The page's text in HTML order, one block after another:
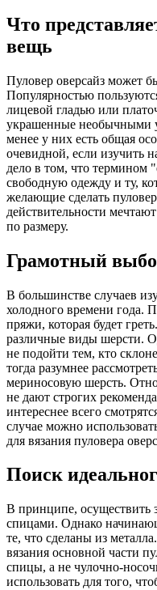
Что
вещь
Пуловер оверсайз может
Популярностью
лицевой гладью или
украшенные необычными
менее у них есть общая
очевидной, если изучить
дело в том, что термином
свободную одежду и ту,
желающие сделать
действительности
по размеру.
Грамотный
В большинстве случаев
холодного времени года.
пряжи, которая будет
различные виды шерсти.
не подойти тем, кто
тогда разумнее
мериносовую шерсть.
не дают строгих
интереснее всего
случае можно
для вязания пуловера
Поиск
В принципе,
спицами. Однако
те, что сделаны из
вязания основной части
спицы, а не чулочно-
использовать для того,